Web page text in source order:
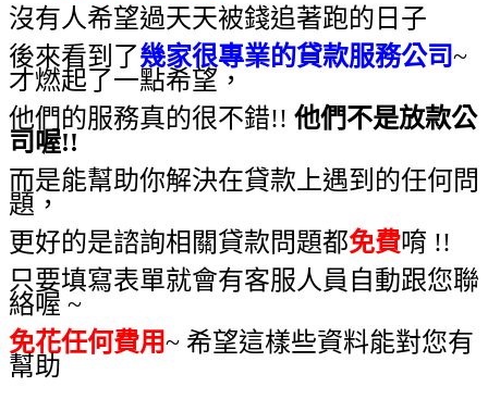
沒有人希望過天天被錢追著跑的日子
後來看到了幾家很專業的貸款服務公司~
才燃起了一點希望，
他們的服務真的很不錯!! 他們不是放款公
司喔!!
而是能幫助你解決在貸款上遇到的任何問
題，
更好的是諮詢相關貸款問題都免費唷 !!
只要填寫表單就會有客服人員自動跟您聯
絡喔 ~
免花任何費用~ 希望這樣些資料能對您有
幫助